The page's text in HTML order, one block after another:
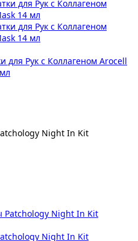
Рук с Коллагеном Arocell
Night In Kit
Night In Kit